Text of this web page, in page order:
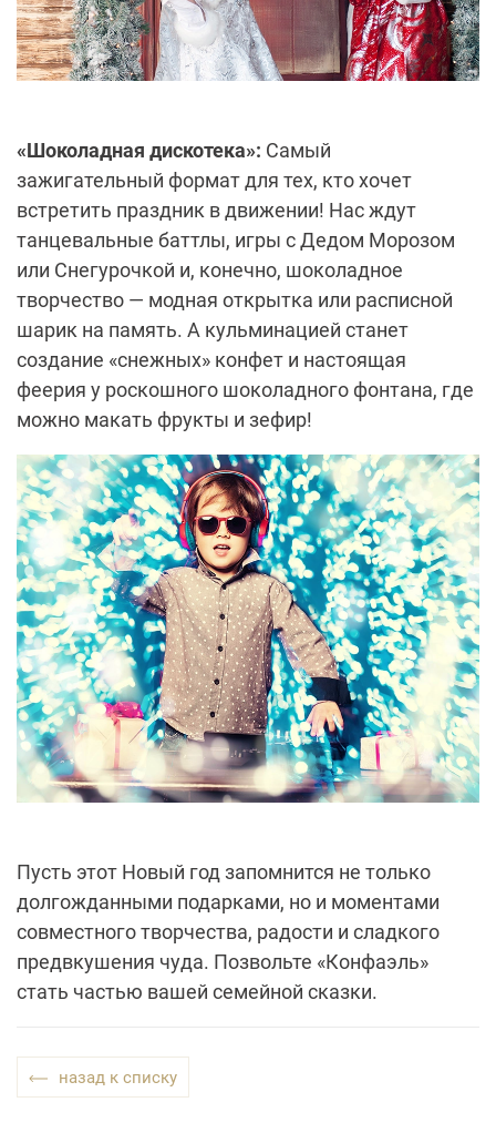
«Шоколадная дискотека»: Самый
зажигательный формат для тех, кто хочет
встретить праздник в движении! Нас ждут
танцевальные баттлы, игры с Дедом Морозом
или Снегурочкой и, конечно, шоколадное
творчество — модная открытка или расписной
шарик на память. А кульминацией станет
создание «снежных» конфет и настоящая
феерия у роскошного шоколадного фонтана, где
можно макать фрукты и зефир!
Пусть этот Новый год запомнится не только
долгожданными подарками, но и моментами
совместного творчества, радости и сладкого
предвкушения чуда. Позвольте «Конфаэль»
стать частью вашей семейной сказки.
назад к списку